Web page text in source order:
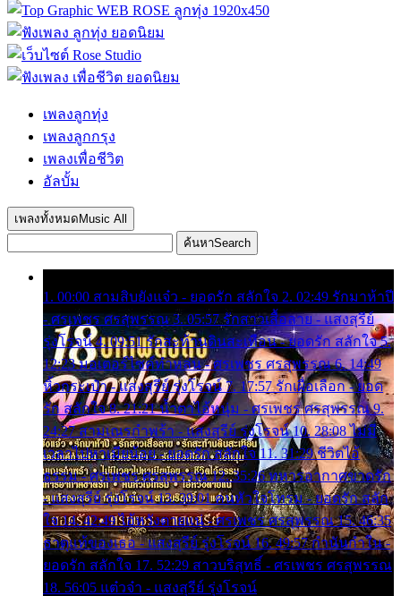
เพลงลูกทุ่ง
เพลงลูกกรุง
เพลงเพื่อชีวิต
อัลบั้ม
เพลงทั้งหมด Music All
ค้นหาSearch
1. 00:00 สามสิบยังแจ๋ว - ยอดรัก สลักใจ 2. 02:49 รักมาห้าปี
- ศรเพชร ศรสุพรรณ 3. 05:57 รักสาวเสื้อลาย - แสงสุรีย์
รุ่งโรจน์ 4. 09:51 รักสะท้านดินสะเทือน - ยอดรัก สลักใจ 5.
12:23 มอเตอร์ไซค์ทำหล่น - ศรเพชร ศรสุพรรณ 6. 14:49
หิ้วกระเป๋า - แสงสุรีย์ รุ่งโรจน์ 7. 17:57 รักเผื่อเลือก - ยอด
รัก สลักใจ 8. 21:21 น้ำตาไอ้หนุ่ม - ศรเพชร ศรสุพรรณ 9.
24:27 สามเณรกำพร้า - แสงสุรีย์ รุ่งโรจน์ 10. 28:08 ไม่มี
เวลาไปหาเมียน้อย - ยอดรัก สลักใจ 11. 31:29 ชีวิตไอ้
ธรรม - ศรเพชร ศรสุพรรณ 12. 35:26 ทหารอากาศขาดรัก
- แสงสุรีย์ รุ่งโรจน์ 13. 39:01 คนหัวใจโทรม - ยอดรัก สลัก
ใจ 14. 42:49 ไอ้หวังตายแน่ - ศรเพชร ศรสุพรรณ 15. 46:35
ธาตุแท้ของเธอ - แสงสุรีย์ รุ่งโรจน์ 16. 49:57 กำนันกำใน -
ยอดรัก สลักใจ 17. 52:29 สาวบริสุทธิ์ - ศรเพชร ศรสุพรรณ
18. 56:05 แต๋วจ๋า - แสงสุรีย์ รุ่งโรจน์